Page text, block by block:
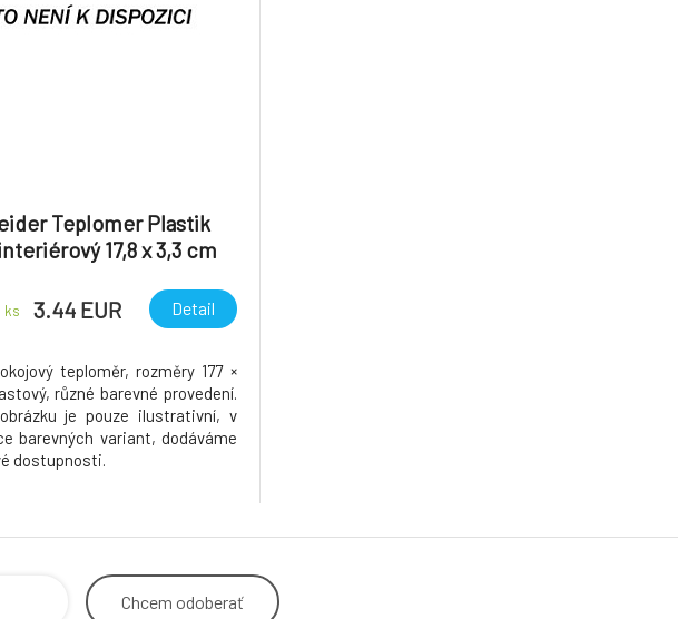
Teplomer Plastik
17,8 x 3,3 cm
ks 3.44 EUR Detail
teploměr, rozměry 177 ×
různé barevné provedení.
je pouze ilustrativní, v
barevných variant, dodáváme
dostupnosti.
Chcem odoberať